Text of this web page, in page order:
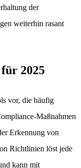
der
weiterhin rasant
2025
vor, die häufig
Maßnahmen
Erkennung von
Richtlinien löst jede
kann mit